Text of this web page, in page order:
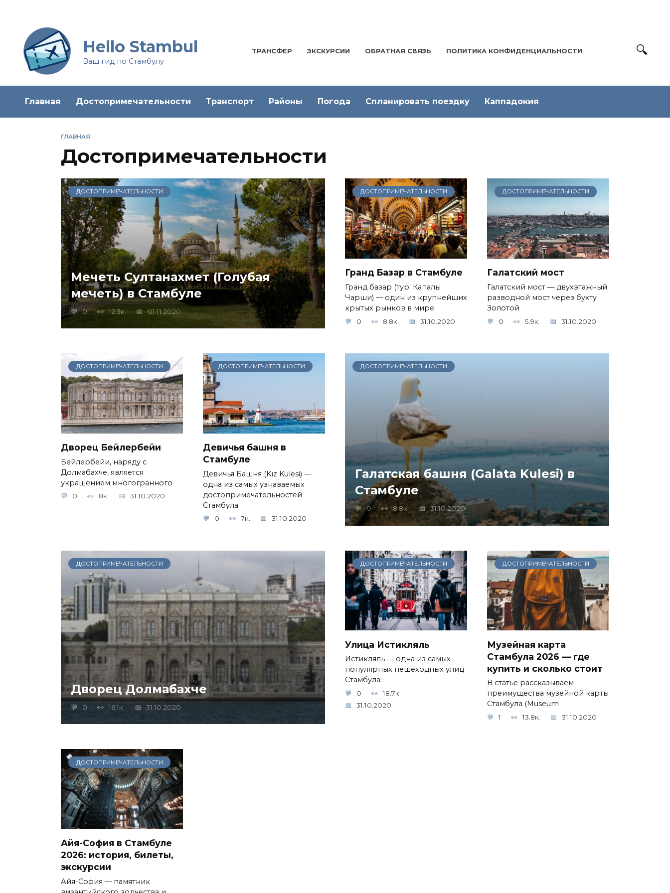
содержанию
Hello Stambul
Ваш гид по Стамбулу
ТРАНСФЕР ЭКСКУРСИИ ОБРАТНАЯ СВЯЗЬ ПОЛИТИКА КОНФИДЕНЦИАЛЬНОСТИ
Главная Достопримечательности Транспорт Районы Погода Спланировать поездку Каппадокия
ГЛАВНАЯ
Достопримечательности
ДОСТОПРИМЕЧАТЕЛЬНОСТИ
Мечеть Султанахмет (Голубая
мечеть) в Стамбуле
0 12.3к. 01.11.2020
ДОСТОПРИМЕЧАТЕЛЬНОСТИ
Гранд Базар в Стамбуле
Гранд базар (тур. Капалы
Чарши) — один из крупнейших
крытых рынков в мире.
0 8.8к. 31.10.2020
ДОСТОПРИМЕЧАТЕЛЬНОСТИ
Галатский мост
Галатский мост — двухэтажный
разводной мост через бухту
Золотой
0 5.9к. 31.10.2020
ДОСТОПРИМЕЧАТЕЛЬНОСТИ
Дворец Бейлербейи
Бейлербейи, наряду с
Долмабахче, является
украшением многогранного
0 8к. 31.10.2020
ДОСТОПРИМЕЧАТЕЛЬНОСТИ
Девичья башня в
Стамбуле
Девичья Башня (Kız Kulesi) —
одна из самых узнаваемых
достопримечательностей
Стамбула.
0 7к. 31.10.2020
ДОСТОПРИМЕЧАТЕЛЬНОСТИ
Галатская башня (Galata Kulesi) в
Стамбуле
0 8.8к. 31.10.2020
ДОСТОПРИМЕЧАТЕЛЬНОСТИ
Дворец Долмабахче
0 16.1к. 31.10.2020
ДОСТОПРИМЕЧАТЕЛЬНОСТИ
Улица Истикляль
Истикляль — одна из самых
популярных пешеходных улиц
Стамбула.
0
18.7к.
31.10.2020
ДОСТОПРИМЕЧАТЕЛЬНОСТИ
Музейная карта
Стамбула 2026 — где
купить и сколько стоит
В статье рассказываем
преимущества музейной карты
Стамбула (Museum
1 13.8к. 31.10.2020
ДОСТОПРИМЕЧАТЕЛЬНОСТИ
Айя-София в Стамбуле
2026: история, билеты,
экскурсии
Айя-София — памятник